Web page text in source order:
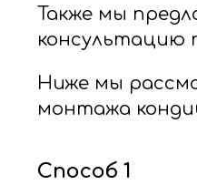
Также мы
консультацию
Ниже мы
монтажа
Способ 1